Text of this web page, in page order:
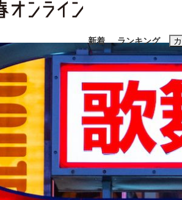
新着 ランキング
スクープ ニュ
おすすめの
#藤田晋 #
#玉木雄一郎